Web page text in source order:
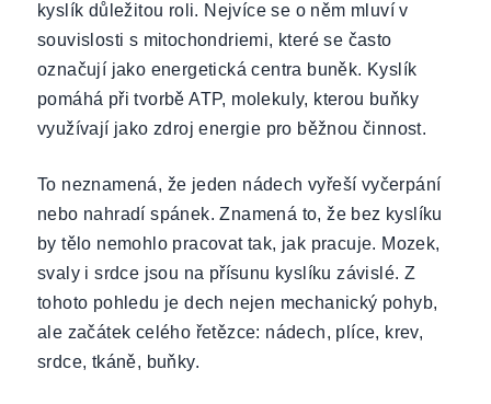
kyslík důležitou roli. Nejvíce se o něm mluví v
souvislosti s mitochondriemi, které se často
označují jako energetická centra buněk. Kyslík
pomáhá při tvorbě ATP, molekuly, kterou buňky
využívají jako zdroj energie pro běžnou činnost.
To neznamená, že jeden nádech vyřeší vyčerpání
nebo nahradí spánek. Znamená to, že bez kyslíku
by tělo nemohlo pracovat tak, jak pracuje. Mozek,
svaly i srdce jsou na přísunu kyslíku závislé. Z
tohoto pohledu je dech nejen mechanický pohyb,
ale začátek celého řetězce: nádech, plíce, krev,
srdce, tkáně, buňky.